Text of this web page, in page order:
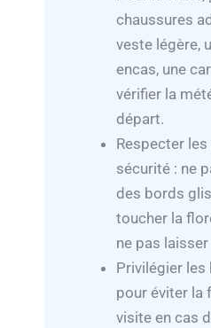
chaussures
veste légère,
encas, une
vérifier la
départ.
Respecter
sécurité : ne
des bords
toucher la
ne pas
Privilégier les
pour éviter la
visite en cas